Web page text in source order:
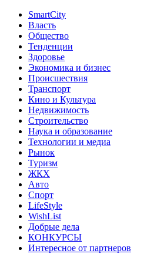
SmartCity
Власть
Общество
Тенденции
Здоровье
Экономика и бизнес
Происшествия
Транспорт
Кино и Культура
Недвижимость
Строительство
Наука и образование
Технологии и медиа
Рынок
Туризм
ЖКХ
Авто
Спорт
LifeStyle
WishList
Добрые дела
КОНКУРСЫ
Интересное от партнеров